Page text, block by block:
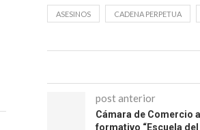
ASESINOS CADENA PERPETUA
post anterior
Cámara de Comercio
formativo “Escuela